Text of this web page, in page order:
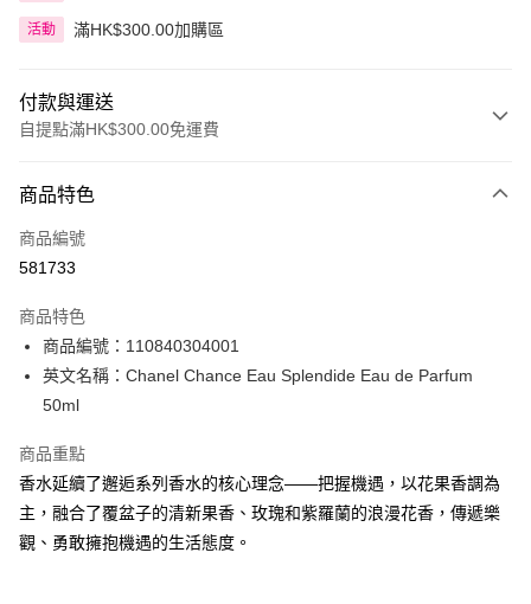
活動 滿HK$300.00加購區
付款與運送
自提點滿HK$300.00免運費
信用卡
Apple Pay
PayMe
WeChat Pay
送貨方式
順豐自助櫃 - 確認發貨後1-3個工作天送達
每筆HK$65.00，滿HK$300.00或以上免運費
商品特色
商品編號
581733
商品特色
商品編號：110840304001
英文名稱：Chanel Chance Eau Splendide Eau de Parfum
50ml
商品重點
香水延續了邂逅系列香水的核心理念——把握機遇，以花果香調為
主，融合了覆盆子的清新果香、玫瑰和紫羅蘭的浪漫花香，傳遞樂
觀、勇敢擁抱機遇的生活態度。